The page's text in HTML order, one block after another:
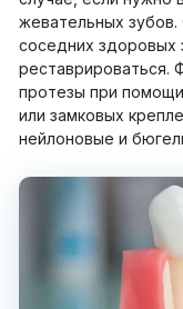
жевательных зубов.
соседних здоровых
реставрироваться.
протезы при
или замковых
нейлоновые и